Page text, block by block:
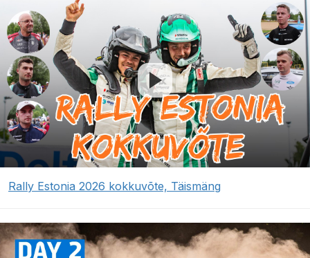
Rally Estonia 2026 kokkuvõte, Täismäng